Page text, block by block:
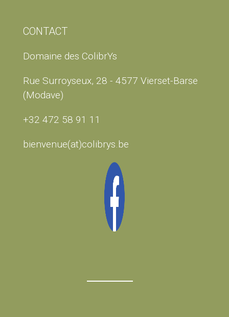
CONTACT
Domaine des ColibrYs
Rue Surroyseux, 28 - 4577 Vierset-Barse
(Modave)
+32 472 58 91 11
bienvenue(at)colibrys.be